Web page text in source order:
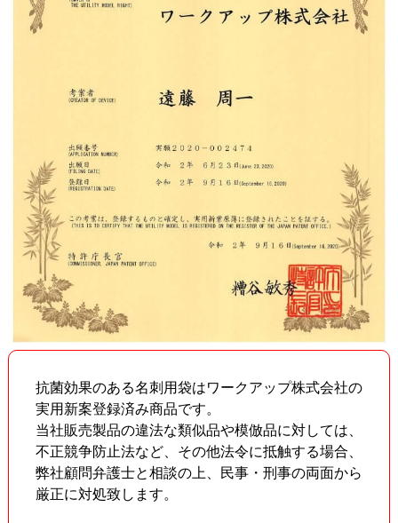
抗菌効果のある名刺用袋はワークアップ株式会社の
実用新案登録済み商品です。
当社販売製品の違法な類似品や模倣品に対しては、
不正競争防止法など、その他法令に抵触する場合、
弊社顧問弁護士と相談の上、民事・刑事の両面から
厳正に対処致します。